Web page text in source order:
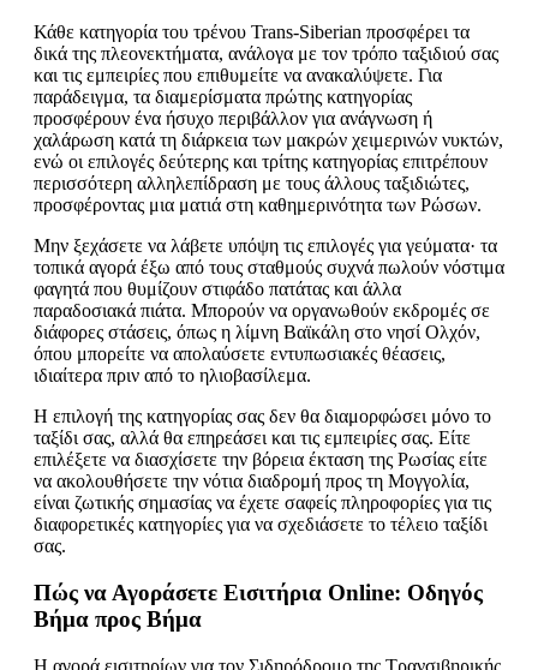
Κάθε κατηγορία του τρένου Trans-Siberian προσφέρει τα
δικά της πλεονεκτήματα, ανάλογα με τον τρόπο ταξιδιού σας
και τις εμπειρίες που επιθυμείτε να ανακαλύψετε. Για
παράδειγμα, τα διαμερίσματα πρώτης κατηγορίας
προσφέρουν ένα ήσυχο περιβάλλον για ανάγνωση ή
χαλάρωση κατά τη διάρκεια των μακρών χειμερινών νυκτών,
ενώ οι επιλογές δεύτερης και τρίτης κατηγορίας επιτρέπουν
περισσότερη αλληλεπίδραση με τους άλλους ταξιδιώτες,
προσφέροντας μια ματιά στη καθημερινότητα των Ρώσων.
Μην ξεχάσετε να λάβετε υπόψη τις επιλογές για γεύματα· τα
τοπικά αγορά έξω από τους σταθμούς συχνά πωλούν νόστιμα
φαγητά που θυμίζουν στιφάδο πατάτας και άλλα
παραδοσιακά πιάτα. Μπορούν να οργανωθούν εκδρομές σε
διάφορες στάσεις, όπως η λίμνη Βαϊκάλη στο νησί Ολχόν,
όπου μπορείτε να απολαύσετε εντυπωσιακές θέασεις,
ιδιαίτερα πριν από το ηλιοβασίλεμα.
Η επιλογή της κατηγορίας σας δεν θα διαμορφώσει μόνο το
ταξίδι σας, αλλά θα επηρεάσει και τις εμπειρίες σας. Είτε
επιλέξετε να διασχίσετε την βόρεια έκταση της Ρωσίας είτε
να ακολουθήσετε την νότια διαδρομή προς τη Μογγολία,
είναι ζωτικής σημασίας να έχετε σαφείς πληροφορίες για τις
διαφορετικές κατηγορίες για να σχεδιάσετε το τέλειο ταξίδι
σας.
Πώς να Αγοράσετε Εισιτήρια Online: Οδηγός
Βήμα προς Βήμα
Η αγορά εισιτηρίων για τον Σιδηρόδρομο της Τρανσιβηρικής